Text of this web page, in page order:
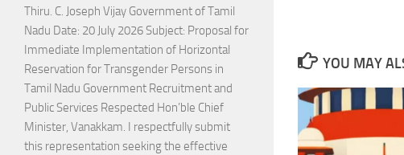
YOU MAY
Thiru. C. Joseph Vijay Government of Tamil
Nadu Date: 20 July 2026 Subject: Proposal for
Immediate Implementation of Horizontal
Reservation for Transgender Persons in
Tamil Nadu Government Recruitment and
Public Services Respected Hon’ble Chief
Minister, Vanakkam. I respectfully submit
this representation seeking the effective